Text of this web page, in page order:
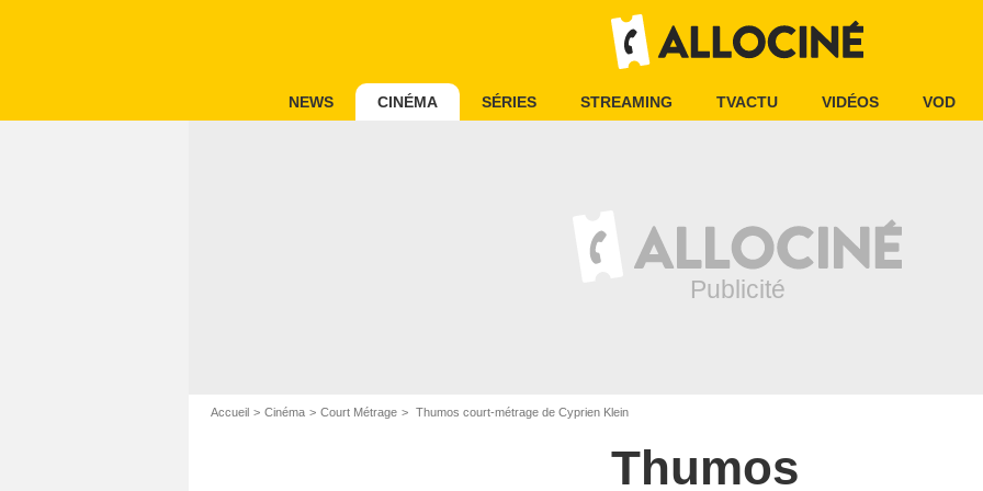
NEWS CINÉMA SÉRIES STREAMING TVACTU VIDÉOS VOD
Accueil Cinéma Court Métrage Thumos court-métrage de Cyprien Klein
Thumos